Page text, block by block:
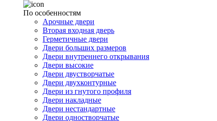
По особенностям
Арочные двери
Вторая входная дверь
Герметичные двери
Двери больших размеров
Двери внутреннего открывания
Двери высокие
Двери двустворчатые
Двери двухконтурные
Двери из гнутого профиля
Двери накладные
Двери нестандартные
Двери одностворчатые